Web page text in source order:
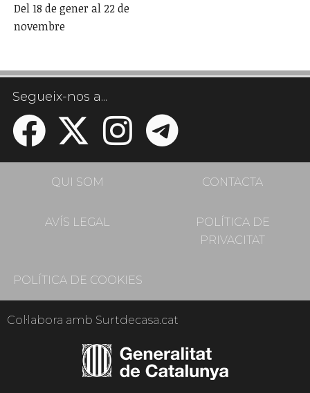
Del 18 de gener al 22 de
novembre
Segueix-nos a...
QUI SOM CONTACTA
AVÍS LEGAL
POLÍTICA DE
PRIVACITAT
POLÍTICA DE COOKIES
Col·labora amb Surtdecasa.cat